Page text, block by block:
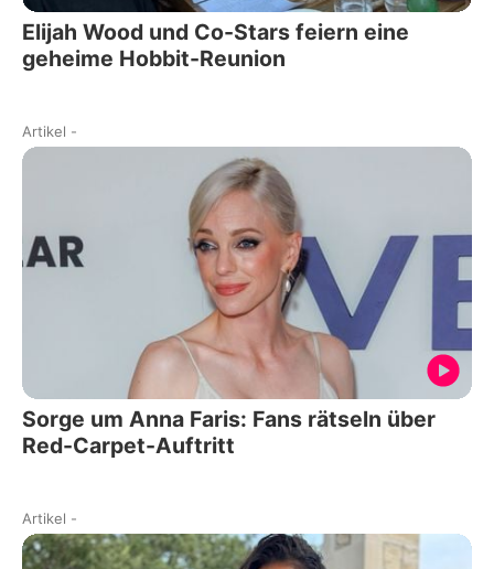
Elijah Wood und Co-Stars feiern eine
geheime Hobbit-Reunion
Artikel -
Sorge um Anna Faris: Fans rätseln über
Red-Carpet-Auftritt
Artikel -